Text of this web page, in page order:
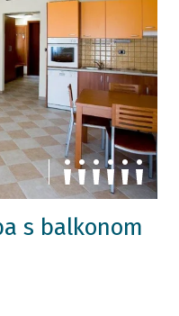
s balkonom